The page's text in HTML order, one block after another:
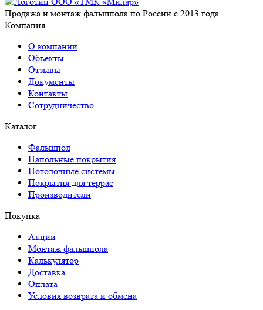
Продажа и монтаж фальшпола по России с 2013 года
Компания
О компании
Объекты
Отзывы
Документы
Контакты
Сотрудничество
Каталог
Фальшпол
Напольные покрытия
Потолочные системы
Покрытия для террас
Производители
Покупка
Акции
Монтаж фальшпола
Калькулятор
Доставка
Оплата
Условия возврата и обмена